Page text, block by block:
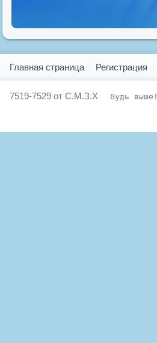
Главная страница Регистрация
7519-7529 от С.М.З.Х Будь выше!